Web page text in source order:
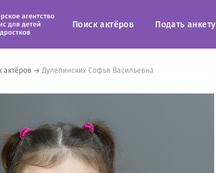
Поиск актёров Подать анкету
актёров → Дулепинских Софья Васильевна